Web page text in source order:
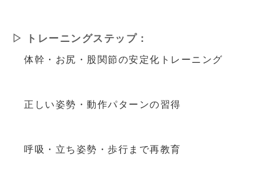
▷ トレーニングステップ：
体幹・お尻・股関節の安定化トレーニング
正しい姿勢・動作パターンの習得
呼吸・立ち姿勢・歩行まで再教育